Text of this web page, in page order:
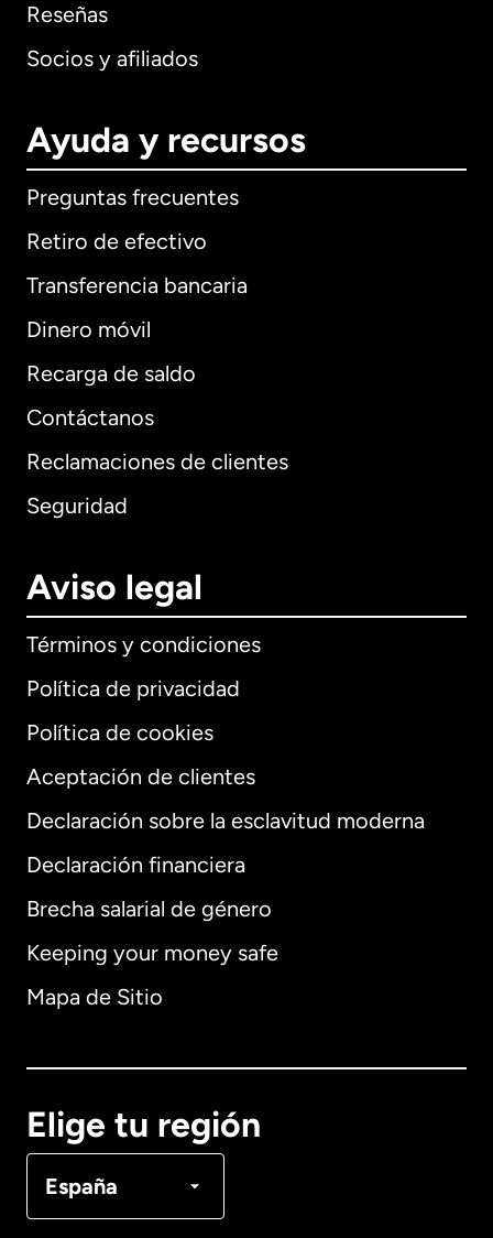
Reseñas
Socios y afiliados
Ayuda y recursos
Preguntas frecuentes
Retiro de efectivo
Transferencia bancaria
Dinero móvil
Recarga de saldo
Contáctanos
Reclamaciones de clientes
Seguridad
Aviso legal
Términos y condiciones
Política de privacidad
Política de cookies
Aceptación de clientes
Declaración sobre la esclavitud moderna
Declaración financiera
Brecha salarial de género
Keeping your money safe
Mapa de Sitio
Elige tu región
España
Internacional English
Alemania
Français